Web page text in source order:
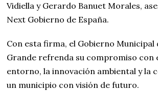
Vidiella y Gerardo Banuet Morales,
Next Gobierno de España.
Con esta firma, el Gobierno Municipal
Grande refrenda su compromiso con
entorno, la innovación ambiental y la
un municipio con visión de futuro.